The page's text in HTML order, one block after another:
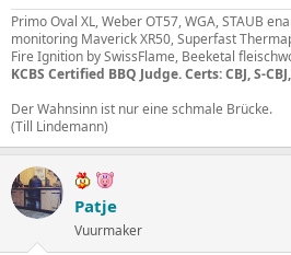
Primo Oval XL, Weber OT57, WGA, STAUB
monitoring Maverick XR50, Superfast
Fire Ignition by SwissFlame, Beeketal
KCBS Certified BBQ Judge. Certs: CBJ, S-CBJ,
Der Wahnsinn ist nur eine schmale Brücke.
(Till Lindemann)
Patje
Vuurmaker